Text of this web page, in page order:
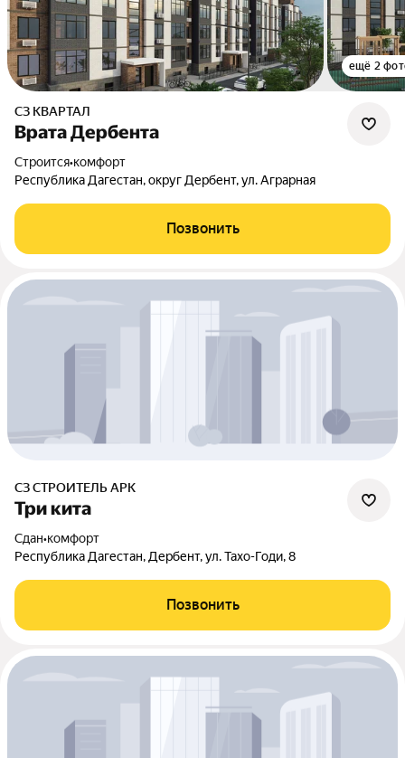
ещё 2
СЗ КВАРТАЛ
Врата Дербента
Строится•комфорт
Республика Дагестан, округ Дербент, ул. Аграрная
Позвонить
СЗ СТРОИТЕЛЬ АРК
Три кита
Сдан•комфорт
Республика Дагестан, Дербент, ул. Тахо-Годи, 8
Позвонить